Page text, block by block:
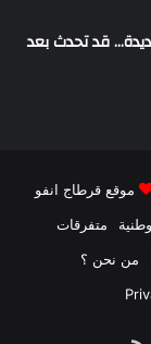
قد تحدث بعد
موقع قرطاج انفو
متفرقات
من نحن ؟